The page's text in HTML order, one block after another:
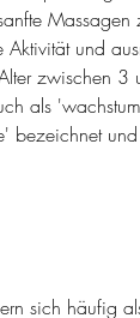
Massagen
und
zwischen 3
als
bezeichnet
sich häufig